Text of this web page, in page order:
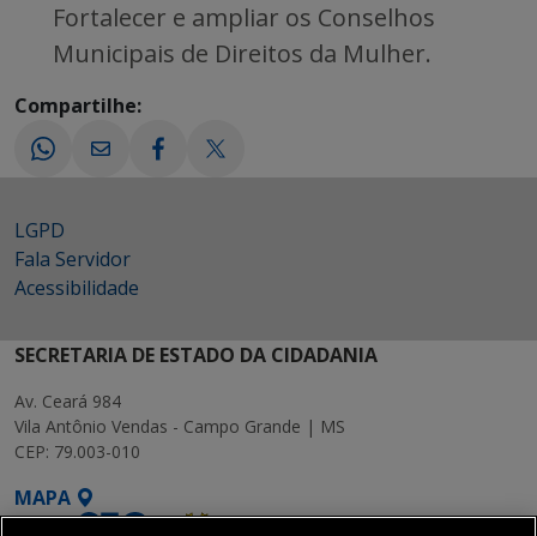
Fortalecer e ampliar os Conselhos
Municipais de Direitos da Mulher.
Compartilhe:
LGPD
Fala Servidor
Acessibilidade
SECRETARIA DE ESTADO DA CIDADANIA
Av. Ceará 984
Vila Antônio Vendas - Campo Grande | MS
CEP: 79.003-010
MAPA